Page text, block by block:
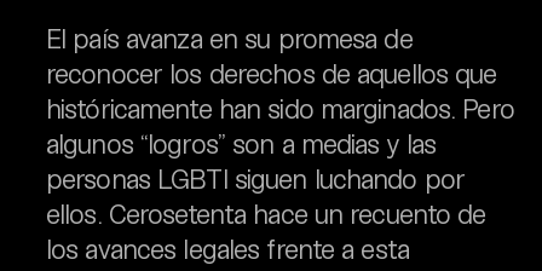
El país avanza en su promesa de
reconocer los derechos de aquellos que
históricamente han sido marginados. Pero
algunos “logros” son a medias y las
personas LGBTI siguen luchando por
ellos. Cerosetenta hace un recuento de
los avances legales frente a esta